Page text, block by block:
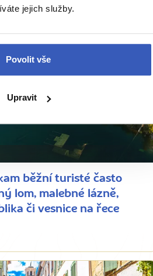
jejich služby.
Povolit vše
Upravit
běžní turisté často
lom, malebné lázně,
či vesnice na řece